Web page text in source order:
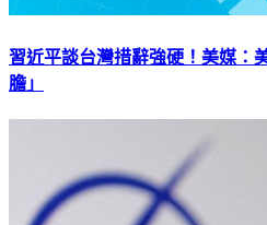
習近平談台灣措辭強硬！美媒：
膽」